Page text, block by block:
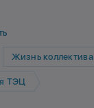
Жизнь коллектива
ТЭЦ